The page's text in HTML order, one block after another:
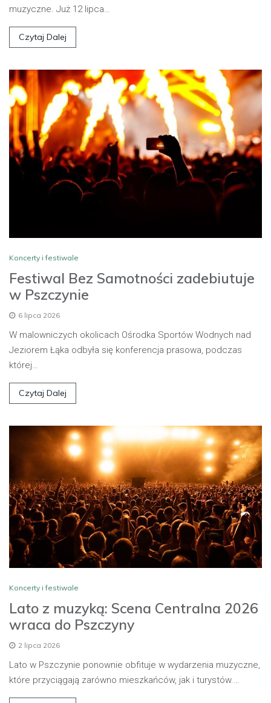
muzyczne. Już 12 lipca…
Czytaj Dalej
Koncerty i festiwale
Festiwal Bez Samotności zadebiutuje
w Pszczynie
6 lipca 2026
W malowniczych okolicach Ośrodka Sportów Wodnych nad
Jeziorem Łąka odbyła się konferencja prasowa, podczas
której…
Czytaj Dalej
Koncerty i festiwale
Lato z muzyką: Scena Centralna 2026
wraca do Pszczyny
2 lipca 2026
Lato w Pszczynie ponownie obfituje w wydarzenia muzyczne,
które przyciągają zarówno mieszkańców, jak i turystów.…